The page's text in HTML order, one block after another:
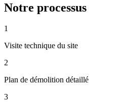
Notre processus
1
Visite technique du site
2
Plan de démolition détaillé
3